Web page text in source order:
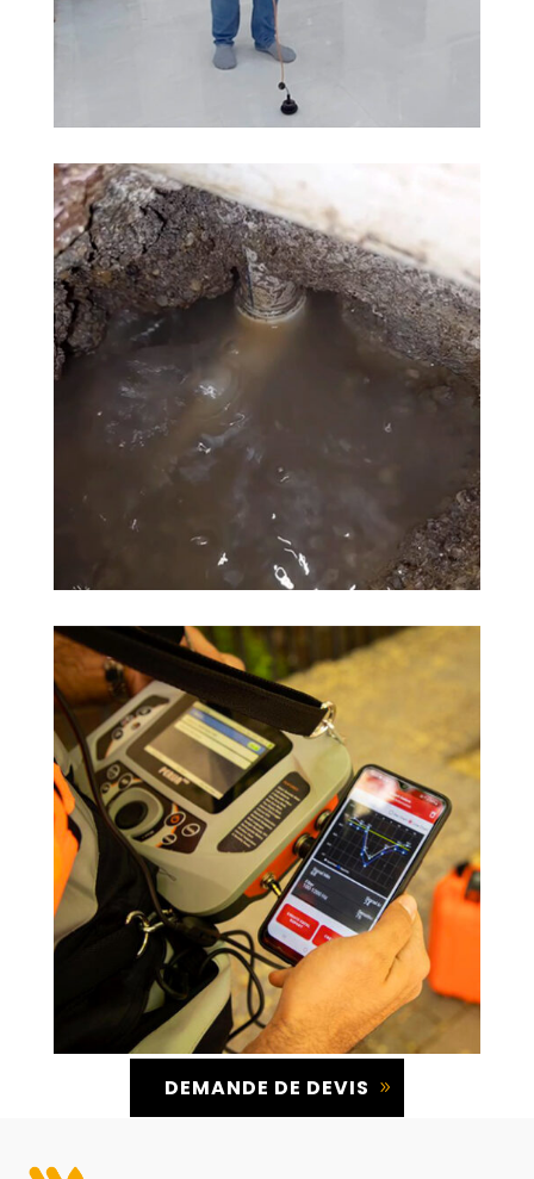
DEMANDE DE DEVIS